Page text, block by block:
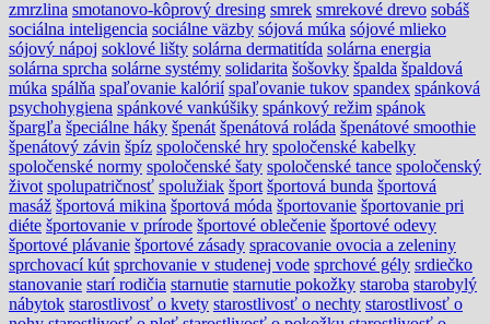
zmrzlina smotanovo-kôprový dresing smrek smrekové drevo sobáš
sociálna inteligencia sociálne väzby sójová múka sójové mlieko
sójový nápoj soklové lišty solárna dermatitída solárna energia
solárna sprcha solárne systémy solidarita šošovky špalda špaldová
múka spálňa spaľovanie kalórií spaľovanie tukov spandex spánková
psychohygiena spánkové vankúšiky spánkový režim spánok
špargľa špeciálne háky špenát špenátová roláda špenátové smoothie
špenátový závin špíz spoločenské hry spoločenské kabelky
spoločenské normy spoločenské šaty spoločenské tance spoločenský
život spolupatričnosť spolužiak šport športová bunda športová
masáž športová mikina športová móda športovanie športovanie pri
diéte športovanie v prírode športové oblečenie športové odevy
športové plávanie športové zásady spracovanie ovocia a zeleniny
sprchovací kút sprchovanie v studenej vode sprchové gély srdiečko
stanovanie starí rodičia starnutie starnutie pokožky staroba starobylý
nábytok starostlivosť o kvety starostlivosť o nechty starostlivosť o